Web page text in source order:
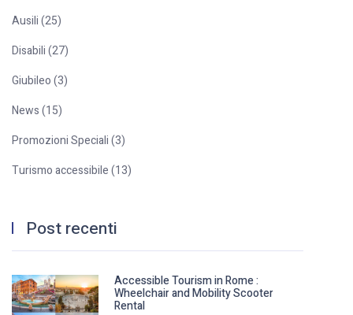
Ausili (25)
Disabili (27)
Giubileo (3)
News (15)
Promozioni Speciali (3)
Turismo accessibile (13)
Post recenti
Accessible Tourism in Rome :
Wheelchair and Mobility Scooter
Rental